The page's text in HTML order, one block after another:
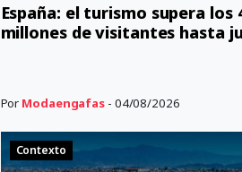
España: el turismo supera los
millones de visitantes hasta
Por Modaengafas - 04/08/2026
Contexto